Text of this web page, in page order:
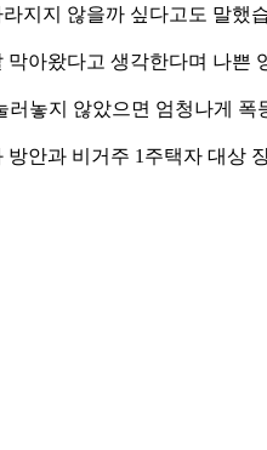
지지 않을까 싶다고도 말했
아왔다고 생각한다며 나
놓지 않았으면 엄청나게
안과 비거주 1주택자 대상